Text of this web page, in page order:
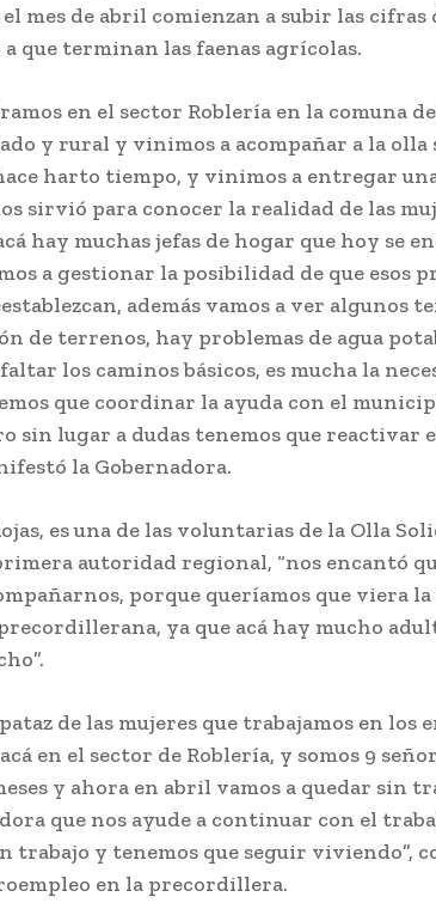
mes de abril comienzan a subir las cifras
a que terminan las faenas agrícolas.
en el sector Roblería en la comuna
y rural y vinimos a acompañar a la olla
harto tiempo, y vinimos a entregar
sirvió para conocer la realidad de las
hay muchas jefas de hogar que hoy se
a gestionar la posibilidad de que esos
además vamos a ver algunos
de terrenos, hay problemas de agua
los caminos básicos, es mucha la
que coordinar la ayuda con el
sin lugar a dudas tenemos que reactivar
la Gobernadora.
es una de las voluntarias de la Olla
autoridad regional, “nos encantó
porque queríamos que viera
ya que acá hay mucho
de las mujeres que trabajamos en los
en el sector de Roblería, y somos 9
y ahora en abril vamos a quedar sin
que nos ayude a continuar con el
trabajo y tenemos que seguir viviendo”,
en la precordillera.